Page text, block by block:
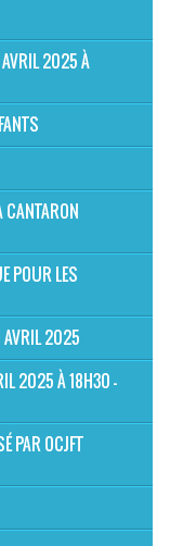
2025 À
CANTARON
POUR LES
AVRIL 2025
2025 À 18H30 -
PAR OCJFT